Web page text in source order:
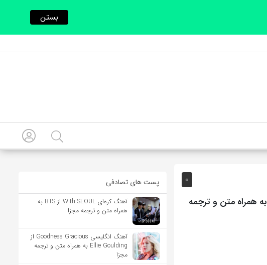
0
آهنگ انگلیسی Right Next to the Right One از Celine Dion به همراه متن و ترجمه
پست های تصادفی
آهنگ کره‌ای With SEOUL از BTS به
همراه متن و ترجمه مجزا
آهنگ انگلیسی Goodness Gracious از
Ellie Goulding به همراه متن و ترجمه
مجزا
بستن